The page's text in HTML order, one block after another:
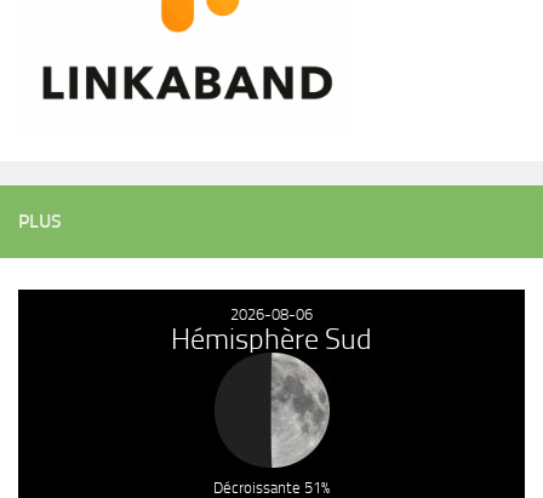
PLUS
2026-08-06
Hémisphère Sud
Décroissante 51%